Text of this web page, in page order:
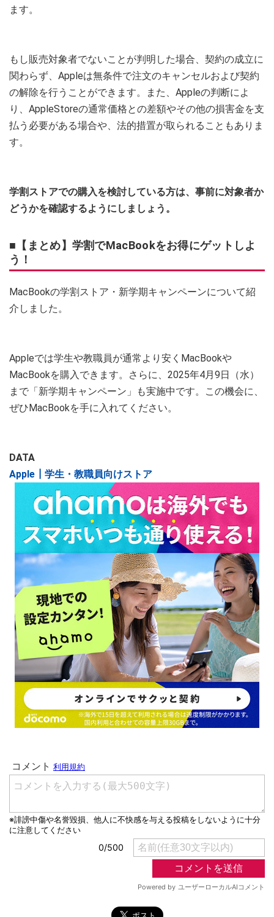
ます。
もし販売対象者でないことが判明した場合、契約の成立に
関わらず、Appleは無条件で注文のキャンセルおよび契約
の解除を行うことができます。また、Appleの判断によ
り、AppleStoreの通常価格との差額やその他の損害金を支
払う必要がある場合や、法的措置が取られることもありま
す。
学割ストアでの購入を検討している方は、事前に対象者か
どうかを確認するようにしましょう。
■【まとめ】学割でMacBookをお得にゲットしよ
う！
MacBookの学割ストア・新学期キャンペーンについて紹
介しました。
Appleでは学生や教職員が通常より安くMacBookや
MacBookを購入できます。さらに、2025年4月9日（水）
まで「新学期キャンペーン」も実施中です。この機会に、
ぜひMacBookを手に入れてください。
DATA
Apple┃学生・教職員向けストア